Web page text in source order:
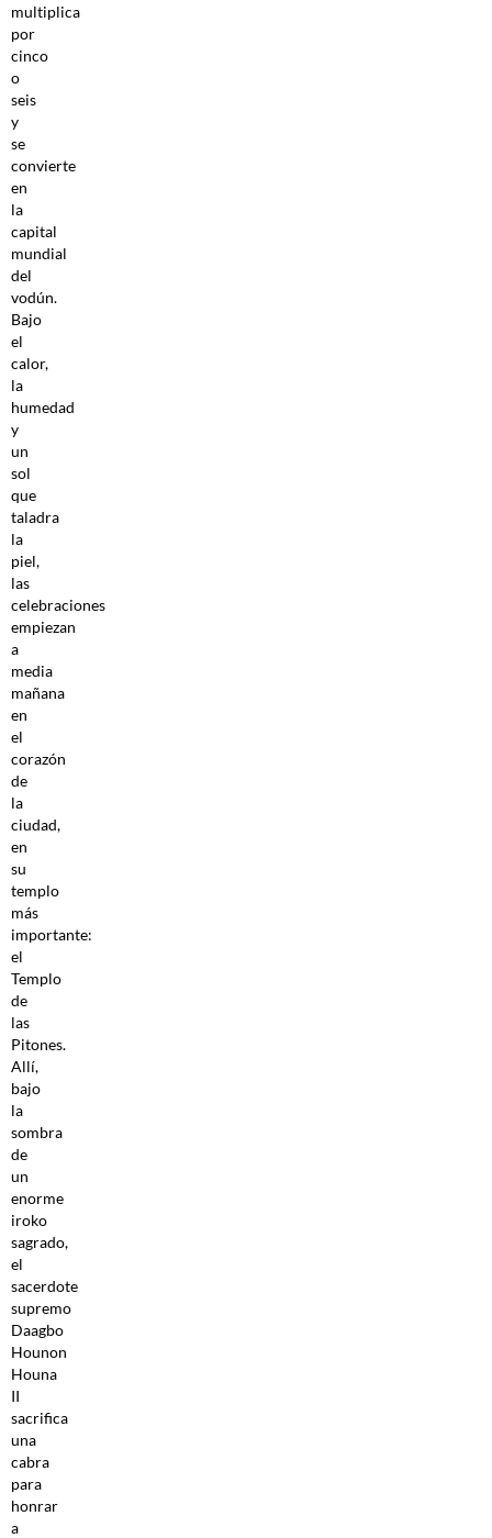
multiplica
por
cinco
o
seis
y
se
convierte
en
la
capital
mundial
del
vodún.
Bajo
el
calor,
la
humedad
y
un
sol
que
taladra
la
piel,
las
celebraciones
empiezan
a
media
mañana
en
el
corazón
de
la
ciudad,
en
su
templo
más
importante:
el
Templo
de
las
Pitones.
Allí,
bajo
la
sombra
de
un
enorme
iroko
sagrado,
el
sacerdote
supremo
Daagbo
Hounon
Houna
II
sacrifica
una
cabra
para
honrar
a